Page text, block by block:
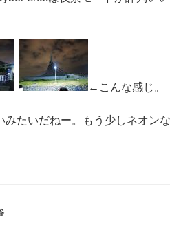
←こんな感じ。
みたいだねー。もう少しネオン